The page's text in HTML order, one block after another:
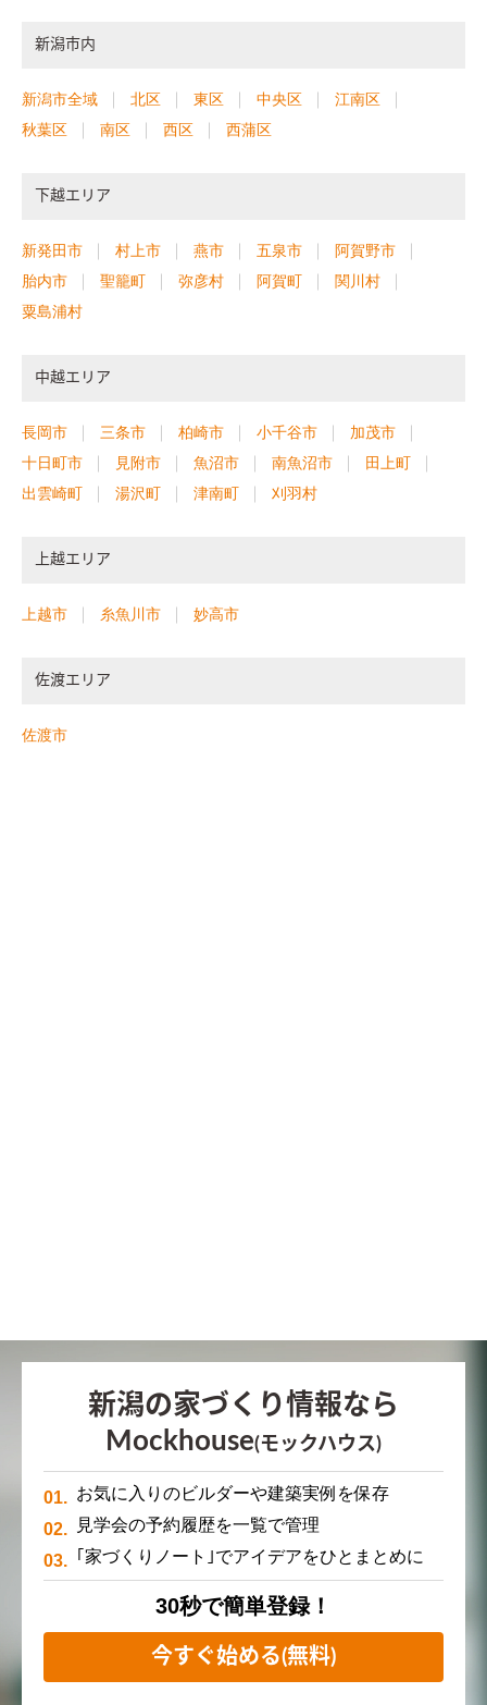
新潟市内
新潟市全域 北区 東区 中央区
江南区
秋葉区
南区 西区 西蒲区
下越エリア
新発田市 村上市 燕市 五泉市
阿賀野市
胎内市
聖籠町 弥彦村 阿賀町
関川村
粟島浦村
中越エリア
長岡市 三条市 柏崎市 小千谷市
加茂市
十日町市
見附市 魚沼市 南魚沼市
田上町
出雲崎町
湯沢町 津南町 刈羽村
上越エリア
上越市 糸魚川市 妙高市
佐渡エリア
佐渡市
新潟の家づくり情報なら
Mockhouse(モックハウス)
お気に入りのビルダーや建築実例を保存
見学会の予約履歴を一覧で管理
｢家づくりノート｣でアイデアをひとまとめに
30秒で簡単登録！
今すぐ始める(無料)